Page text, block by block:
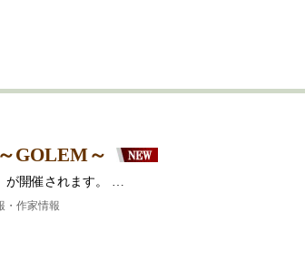
GOLEM～
が開催されます。 …
・作家情報